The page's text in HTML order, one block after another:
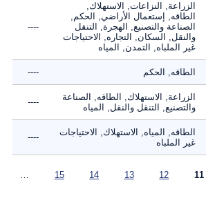
الزراعة, النزاعات, الاستهلاك,
الطاقه, إستعمال الأراضي, الحكم,
الصناعة والتصنيع, الهجرة, التنقل
والنقل, السكان, التجاره, الاحتياجات
غير الملباه, التمدن, المياه
----
الطاقه, الحكم ----
الزراعة, الاستهلاك, الطاقه, الصناعة
والتصنيع, التنقل والنقل, المياه
----
الطاقه, المياه, الاستهلاك, الاحتياجات
غير الملباه
----
11
12
13
14
15